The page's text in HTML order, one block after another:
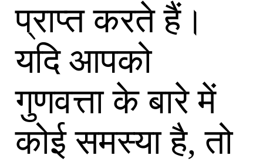
प्राप्त करते हैं।
यदि आपको
गुणवत्ता के बारे में
कोई समस्या है, तो